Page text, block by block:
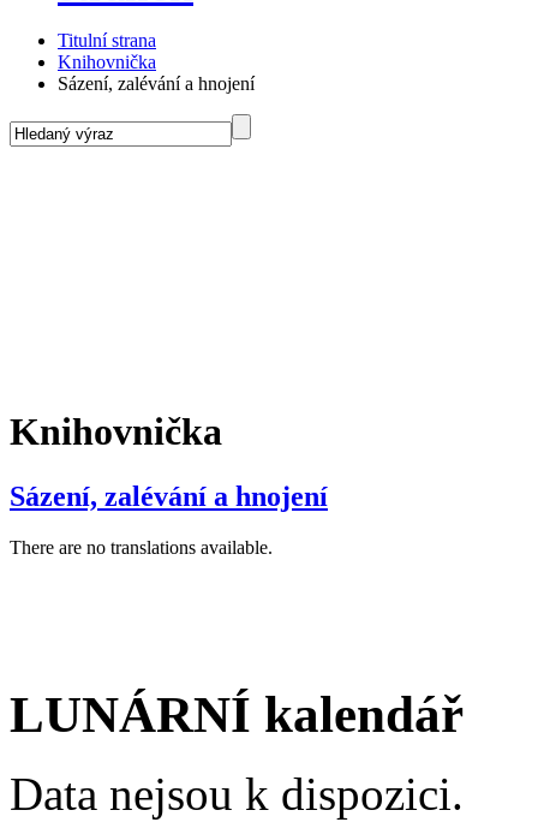
Titulní strana
Knihovnička
Sázení, zalévání a hnojení
Knihovnička
Sázení, zalévání a hnojení
There are no translations available.
LUNÁRNÍ kalendář
Data nejsou k dispozici.